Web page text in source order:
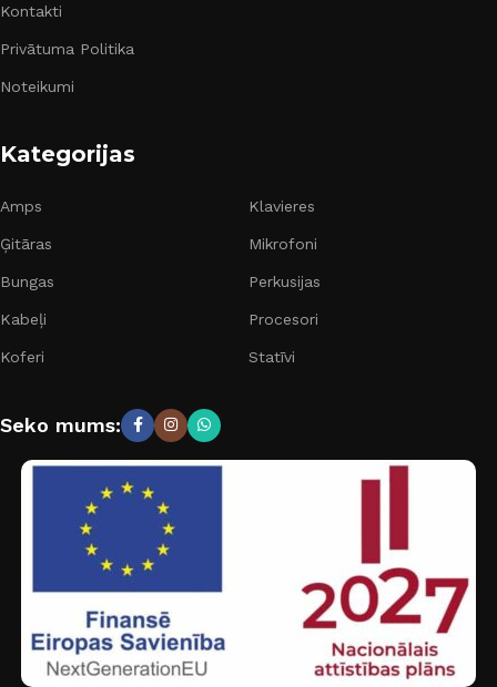
Kontakti
Privātuma Politika
Noteikumi
Kategorijas
Amps
Ģitāras
Bungas
Kabeļi
Koferi
Klavieres
Mikrofoni
Perkusijas
Procesori
Statīvi
Seko mums: